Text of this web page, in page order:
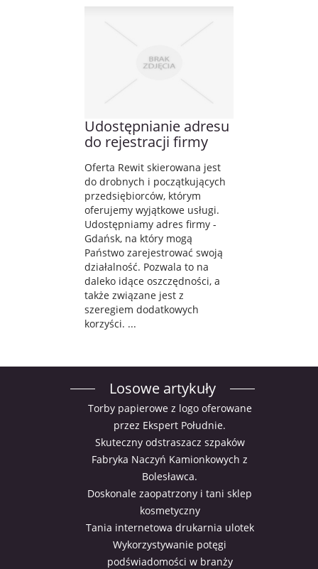
Udostępnianie adresu
do rejestracji firmy
Oferta Rewit skierowana jest
do drobnych i początkujących
przedsiębiorców, którym
oferujemy wyjątkowe usługi.
Udostępniamy adres firmy -
Gdańsk, na który mogą
Państwo zarejestrować swoją
działalność. Pozwala to na
daleko idące oszczędności, a
także związane jest z
szeregiem dodatkowych
korzyści. ...
Losowe artykuły
Torby papierowe z logo oferowane
przez Ekspert Południe.
Skuteczny odstraszacz szpaków
Fabryka Naczyń Kamionkowych z
Bolesławca.
Doskonale zaopatrzony i tani sklep
kosmetyczny
Tania internetowa drukarnia ulotek
Wykorzystywanie potęgi
podświadomości w branży